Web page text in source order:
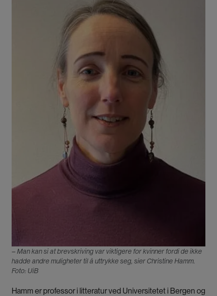
– Man kan si at brevskriving var viktigere for kvinner fordi de ikke
hadde andre muligheter til å uttrykke seg, sier Christine Hamm.
Foto: UiB
Hamm er professor i litteratur ved Universitetet i Bergen og